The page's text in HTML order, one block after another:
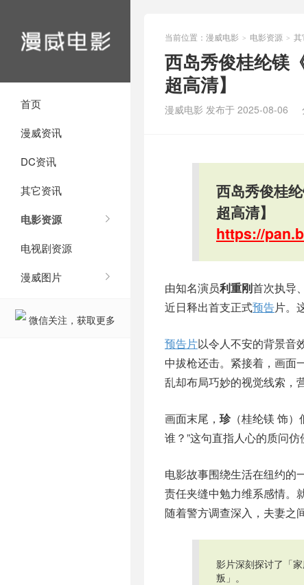
首页
漫威资讯
DC资讯
其它资讯
电影资源
电视剧资源
漫威图片
微信关注，获取更多
当前位置： 漫威电影 > 电影资源 > 其
西岛秀俊桂纶镁
超高清】
漫威电影 发布于 2025-08-06
西岛秀俊桂
超高清】
https://
由知名演员利重刚首次执导、
近日释出首支正式预告片。
预告片以令人不安的背景音
中拔枪还击。紧接着，画
乱却布局巧妙的视觉线索，
画面末尾， 珍（桂纶镁 饰）
谁？”这句直指人心的质问
电影故事围绕生活在纽约的
责任夹缝中勉力维系感情。
随着警方调查深入，夫妻之
影片深刻探讨了「
叛」。